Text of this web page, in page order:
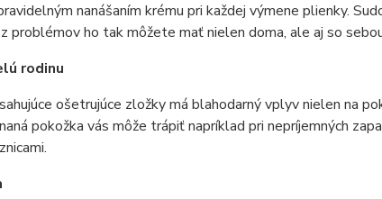
nanášaním krému pri každej výmene plienky.
problémov ho tak môžete mať nielen doma, ale aj so
rodinu
ošetrujúce zložky má blahodarný vplyv nielen na
pokožka vás môže trápiť napríklad pri nepríjemných